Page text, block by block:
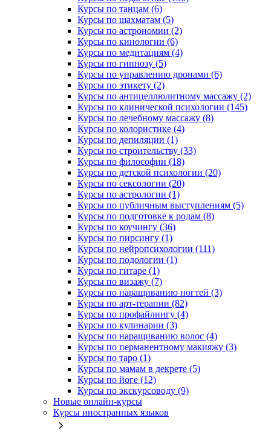
Курсы по танцам (6)
Курсы по шахматам (5)
Курсы по астрономии (2)
Курсы по кинологии (6)
Курсы по медитациям (4)
Курсы по гипнозу (5)
Курсы по управлению дронами (6)
Курсы по этикету (2)
Курсы по антицеллюлитному массажу (2)
Курсы по клинической психологии (145)
Курсы по лечебному массажу (8)
Курсы по колористике (4)
Курсы по депиляции (1)
Курсы по строительству (33)
Курсы по философии (18)
Курсы по детской психологии (20)
Курсы по сексологии (20)
Курсы по астрологии (1)
Курсы по публичным выступлениям (5)
Курсы по подготовке к родам (8)
Курсы по коучингу (36)
Курсы по пирсингу (1)
Курсы по нейропсихологии (111)
Курсы по подологии (1)
Курсы по гитаре (1)
Курсы по визажу (7)
Курсы по наращиванию ногтей (3)
Курсы по арт-терапии (82)
Курсы по профайлингу (4)
Курсы по кулинарии (3)
Курсы по наращиванию волос (4)
Курсы по перманентному макияжу (3)
Курсы по таро (1)
Курсы по мамам в декрете (5)
Курсы по йоге (12)
Курсы по экскурсоводу (9)
Новые онлайн‑курсы
Курсы иностранных языков